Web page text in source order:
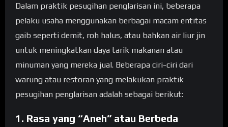
Dalam praktik pesugihan penglarisan ini, beberapa
pelaku usaha menggunakan berbagai macam entitas
gaib seperti demit, roh halus, atau bahkan air liur jin
untuk meningkatkan daya tarik makanan atau
minuman yang mereka jual. Beberapa ciri-ciri dari
warung atau restoran yang melakukan praktik
pesugihan penglarisan adalah sebagai berikut:
1. Rasa yang “Aneh” atau Berbeda